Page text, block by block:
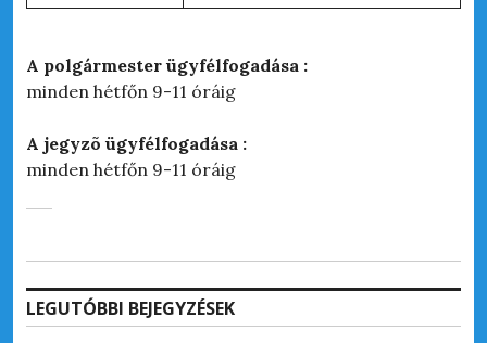
A polgármester ügyfélfogadása :
minden hétfőn 9-11 óráig
A jegyzõ ügyfélfogadása :
minden hétfőn 9-11 óráig
LEGUTÓBBI BEJEGYZÉSEK